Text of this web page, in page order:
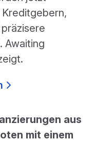
Awaiting
aus
mit einem